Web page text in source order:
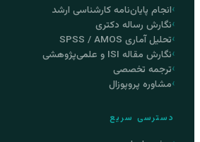
انجام پایان‌نامه کارشناسی ارشد
نگارش رساله دکتری
تحلیل آماری SPSS / AMOS
نگارش مقاله ISI و علمی‌پژوهشی
ترجمه تخصصی
مشاوره پروپوزال
دسترسی سریع